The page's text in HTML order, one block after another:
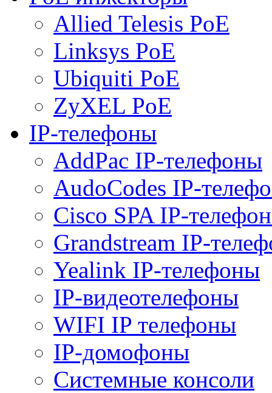
Allied Telesis PoE
Linksys PoE
Ubiquiti PoE
ZyXEL PoE
IP-телефоны
AddPac IP-телефоны
AudoCodes IP-
Cisco SPA IP-
Grandstream IP-
Yealink IP-телефоны
IP-видеотелефоны
WIFI IP телефоны
IP-домофоны
Системные консоли